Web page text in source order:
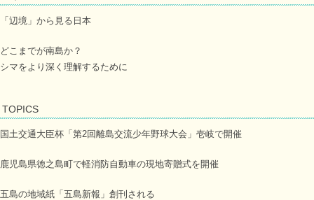
「辺境」から見る日本
どこまでが南島か？
シマをより深く理解するために
TOPICS
国土交通大臣杯「第2回離島交流少年野球大会」壱岐で開催
鹿児島県徳之島町で軽消防自動車の現地寄贈式を開催
五島の地域紙「五島新報」創刊される